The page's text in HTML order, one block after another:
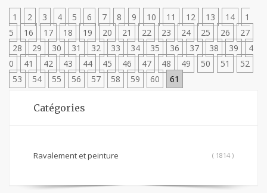
1 2 3 4 5 6 7 8 9 10 11 12 13 14
1
5
16 17 18 19 20 21 22 23 24 25 26
27
28
29 30 31 32 33 34 35 36 37 38 39
4
0
41 42 43 44 45 46 47 48 49 50 51
52
53
54 55 56 57 58 59 60 61
Catégories
Ravalement et peinture ( 1814 )